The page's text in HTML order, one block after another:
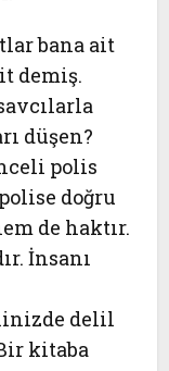
bana ait
demiş.
düşen?
polis
doğru
de haktır.
İnsanı
delil
kitaba